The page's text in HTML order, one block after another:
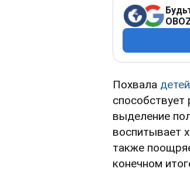
Похвала детей
выделение
воспитывает
также
конечном